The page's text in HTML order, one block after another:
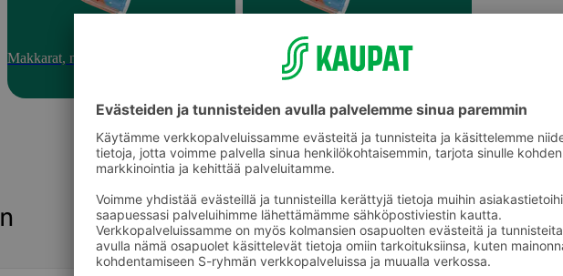
Makkarat, nakit ja pekonit Nakit